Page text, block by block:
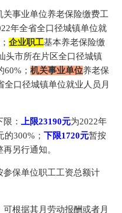
关事业单位养老保险缴费工
年全省全口径城镇单位就
企业职工基本养老保险缴
头市所在片区全口径城镇
； 机关事业单位养老保
全口径城镇单位就业人员月
： 上限23190元为2022年
300%； 下限1720元暂按
另行通知。
参保单位职工工资总额计
根据其月劳动报酬或者月